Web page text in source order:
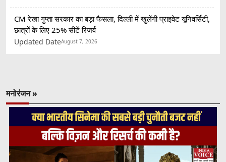
CM रेखा गुप्ता सरकार का बड़ा फैसला, दिल्ली में खुलेंगी प्राइवेट यूनिवर्सिटी,
छात्रों के लिए 25% सीटें रिजर्व
Updated DateAugust 7, 2026
मनोरंजन »